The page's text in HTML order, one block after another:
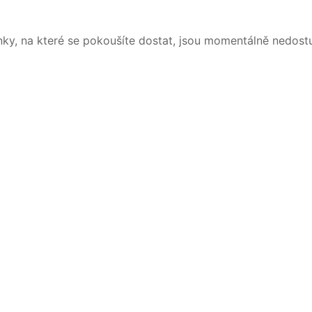
na které se pokoušíte dostat, jsou momentálně